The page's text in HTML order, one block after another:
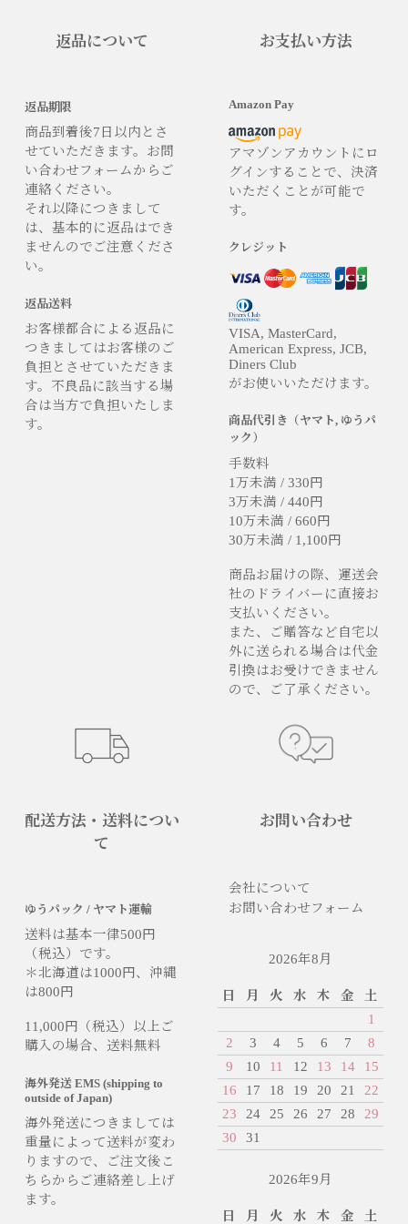
返品について
返品期限
商品到着後7日以内とさ
せていただきます。お問
い合わせフォームからご
連絡ください。
それ以降につきまして
は、基本的に返品はでき
ませんのでご注意くださ
い。
返品送料
お客様都合による返品に
つきましてはお客様のご
負担とさせていただきま
す。不良品に該当する場
合は当方で負担いたしま
す。
お支払い方法
Amazon Pay
アマゾンアカウントにロ
グインすることで、決済
いただくことが可能で
す。
クレジット
VISA, MasterCard,
American Express, JCB,
Diners Club
がお使いいただけます。
商品代引き（ヤマト, ゆうパ
ック）
手数料
1万未満 / 330円
3万未満 / 440円
10万未満 / 660円
30万未満 / 1,100円
商品お届けの際、運送会
社のドライバーに直接お
支払いください。
また、ご贈答など自宅以
外に送られる場合は代金
引換はお受けできません
ので、ご了承ください。
配送方法・送料につい
て
ゆうパック / ヤマト運輸
送料は基本一律500円
（税込）です。
＊北海道は1000円、沖縄
は800円
11,000円（税込）以上ご
購入の場合、送料無料
海外発送 EMS (shipping to
outside of Japan)
海外発送につきましては
重量によって送料が変わ
りますので、ご注文後こ
ちらからご連絡差し上げ
ます。
お問い合わせ
会社について
お問い合わせフォーム
2026年8月
日 月 火 水 木 金
土
1
2
3 4 5 6 7
8
9
10 11 12 13 14
15
16
17 18 19 20 21
22
23
24 25 26 27 28
29
30
31
2026年9月
日 月 火 水 木 金 土